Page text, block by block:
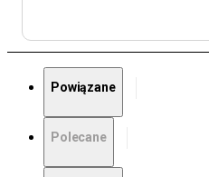
Powiązane
Polecane